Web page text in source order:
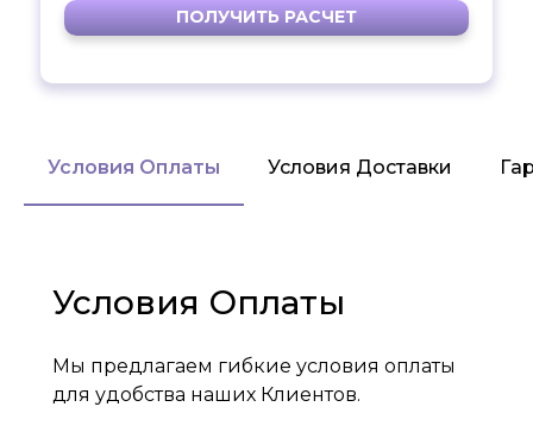
ПОЛУЧИТЬ РАСЧЕТ
Условия Оплаты Условия Доставки
Условия Оплаты
Мы предлагаем гибкие условия оплаты
для удобства наших Клиентов.